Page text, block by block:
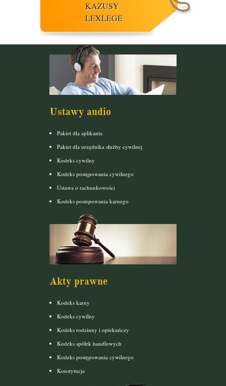
KAZUSY
LEXLEGE
Ustawy audio
Pakiet dla aplikanta
Pakiet dla urzędnika służby cywilnej
Kodeks cywilny
Kodeks postępowania cywilnego
Ustawa o rachunkowości
Kodeks postepowania karnego
Akty prawne
Kodeks karny
Kodeks cywilny
Kodeks rodzinny i opiekuńczy
Kodeks spółek handlowych
Kodeks postępowania cywilnego
Konstytucja